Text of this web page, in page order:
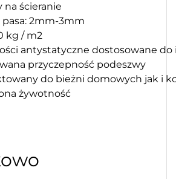
na ścieranie
pasa: 2mm-3mm
kg / m2
antystatyczne dostosowane
przyczepność podeszwy
do bieżni domowych jak i
żywotność